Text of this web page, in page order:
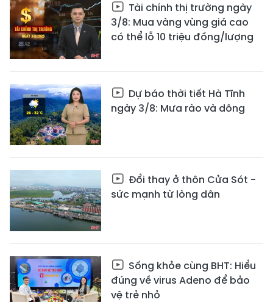
Tài chính thị trường ngày
3/8: Mua vàng vùng giá cao
có thể lỗ 10 triệu đồng/lượng
Dự báo thời tiết Hà Tĩnh
ngày 3/8: Mưa rào và dông
Đổi thay ở thôn Cửa Sót -
sức mạnh từ lòng dân
Sống khỏe cùng BHT: Hiểu
đúng về virus Adeno để bảo
vệ trẻ nhỏ